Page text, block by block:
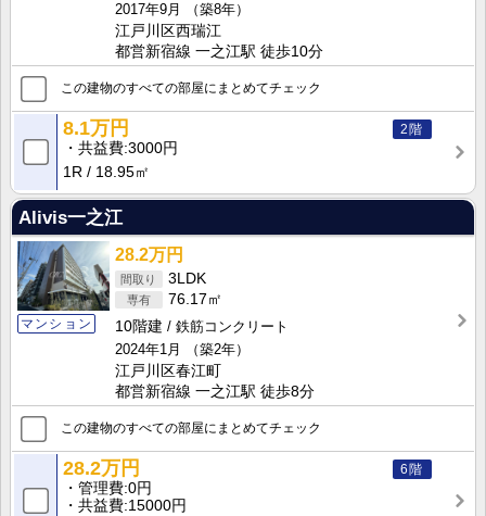
2017年9月
（築8年）
江戸川区西瑞江
都営新宿線 一之江駅 徒歩10分
この建物のすべての部屋にまとめてチェック
2階
8.1万円
共益費 3000円
1R
18.95㎡
Alivis一之江
マンション
28.2万円
3LDK
76.17㎡
10階建
鉄筋コンクリート
2024年1月
（築2年）
江戸川区春江町
都営新宿線 一之江駅 徒歩8分
この建物のすべての部屋にまとめてチェック
6階
28.2万円
管理費 0円
共益費 15000円